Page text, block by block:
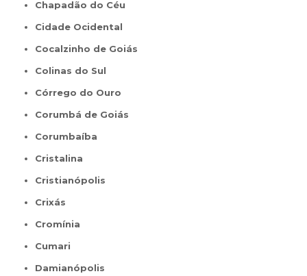
Chapadão do Céu
Cidade Ocidental
Cocalzinho de Goiás
Colinas do Sul
Córrego do Ouro
Corumbá de Goiás
Corumbaíba
Cristalina
Cristianópolis
Crixás
Cromínia
Cumari
Damianópolis